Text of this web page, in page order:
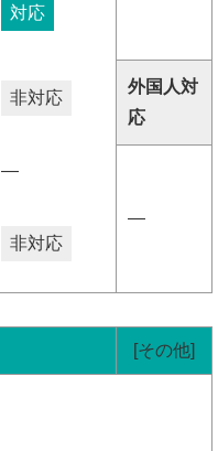
対応
非対応
―
非対応
外国人対
応
―
[その他]